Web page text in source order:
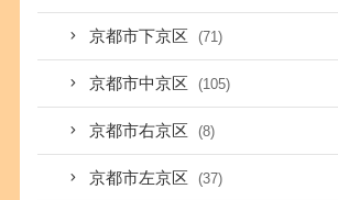
京都市下京区 (71)
京都市中京区 (105)
京都市右京区 (8)
京都市左京区 (37)